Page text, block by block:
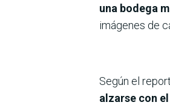
una bodega
imágenes de
Según el
alzarse con